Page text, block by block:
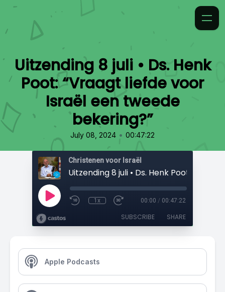
Uitzending 8 juli • Ds. Henk
Poot: “Vraagt liefde voor
Israël een tweede
bekering?”
July 08, 2024 • 00:47:22
Christenen voor Israël
1x 00:00 / 00:47:22
SUBSCRIBE SHARE
Apple Podcasts